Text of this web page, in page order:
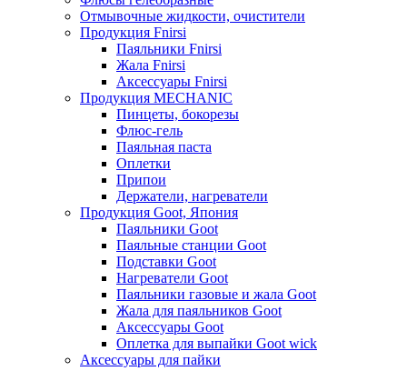
Отмывочные жидкости, очистители
Продукция Fnirsi
Паяльники Fnirsi
Жала Fnirsi
Аксессуары Fnirsi
Продукция MECHANIC
Пинцеты, бокорезы
Флюс-гель
Паяльная паста
Оплетки
Припои
Держатели, нагреватели
Продукция Goot, Япония
Паяльники Goot
Паяльные станции Goot
Подставки Goot
Нагреватели Goot
Паяльники газовые и жала Goot
Жала для паяльников Goot
Аксессуары Goot
Оплетка для выпайки Goot wick
Аксессуары для пайки